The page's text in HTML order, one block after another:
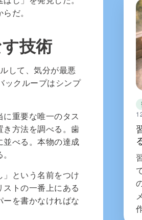
だ。
技術
して、気分が最悪
ックループはシンプ
重要な唯一のタス
方法を調べる。歯
べる。本物の達成
という名前をつけ
トの一番上にある
を書かなければな